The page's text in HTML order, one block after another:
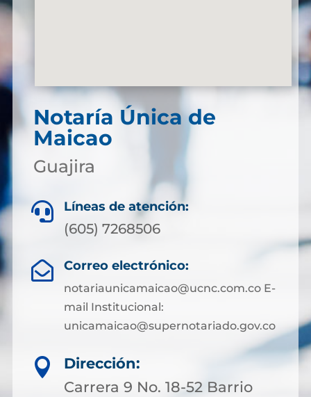
Notaría Única de
Maicao
Guajira
 Líneas de atención:
(605) 7268506
 Correo electrónico:
notariaunicamaicao@ucnc.com.co E-
mail Institucional:
unicamaicao@supernotariado.gov.co

Dirección:
Carrera 9 No. 18-52 Barrio